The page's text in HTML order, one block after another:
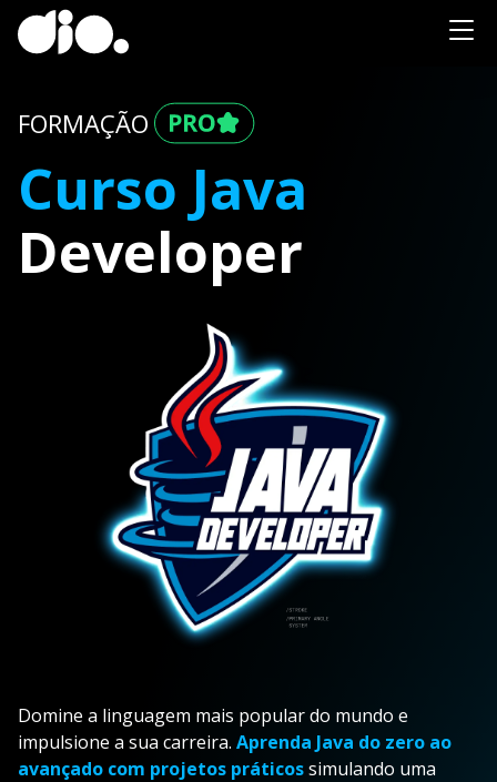
FORMAÇÃO
Curso Java
Developer
Domine a linguagem mais popular do mundo e
impulsione a sua carreira. Aprenda Java do zero ao
avançado com projetos práticossimulando uma